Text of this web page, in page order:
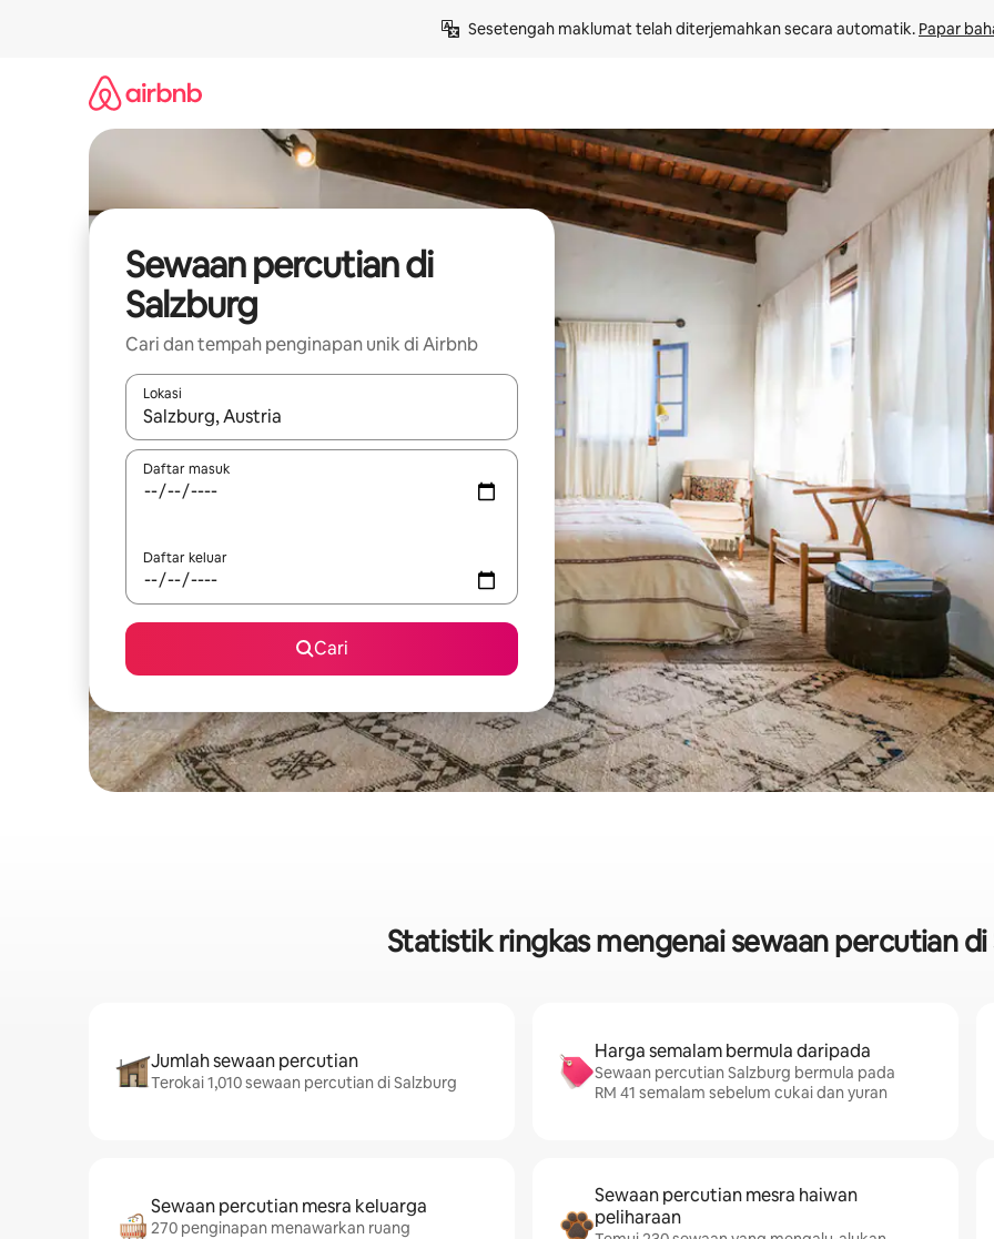
Sesetengah maklumat telah diterjemahkan secara automatik. Papar
Sewaan percutian di
Salzburg
Cari dan tempah penginapan unik di Airbnb
Lokasi
Apabila hasil tersedia, navigasi dengan kekunci anak panah atas dan bawah atau teroka dengan sentuhan atau gerak
Daftar masuk
Daftar keluar
Cari
Statistik ringkas mengenai sewaan percutian di
Jumlah sewaan percutian
Terokai 1,010 sewaan percutian di Salzburg
Harga semalam bermula daripada
Sewaan percutian Salzburg bermula pada
RM 41 semalam sebelum cukai dan yuran
Sewaan percutian mesra keluarga
270 penginapan menawarkan ruang
Sewaan percutian mesra haiwan
peliharaan